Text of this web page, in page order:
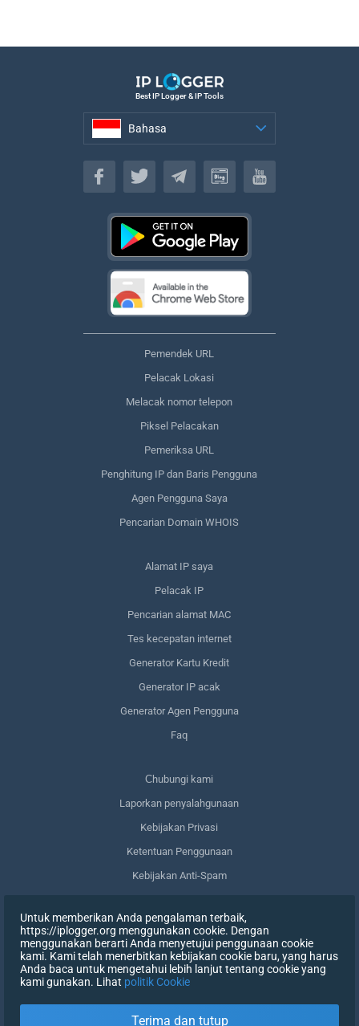
Best IP Logger & IP Tools
Bahasa
Bahasa
Pemendek URL
Pelacak Lokasi
Melacak nomor telepon
Piksel Pelacakan
Pemeriksa URL
Penghitung IP dan Baris Pengguna
Agen Pengguna Saya
Pencarian Domain WHOIS
Alamat IP saya
Pelacak IP
Pencarian alamat MAC
Tes kecepatan internet
Generator Kartu Kredit
Generator IP acak
Generator Agen Pengguna
Faq
Сhubungi kami
Laporkan penyalahgunaan
Kebijakan Privasi
Ketentuan Penggunaan
Kebijakan Anti-Spam
Menghapus data saya
Mencabut persetujuan
Untuk memberikan Anda pengalaman terbaik,
https://iplogger.org menggunakan cookie. Dengan
menggunakan berarti Anda menyetujui penggunaan cookie
kami. Kami telah menerbitkan kebijakan cookie baru, yang harus
Anda baca untuk mengetahui lebih lanjut tentang cookie yang
kami gunakan. Lihat politik Cookie
Terima dan tutup